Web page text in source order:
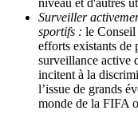
Surveiller
sportifs : le Conseil
efforts existants de
surveillance active
incitent à la
l’issue de grands
monde de la FIFA